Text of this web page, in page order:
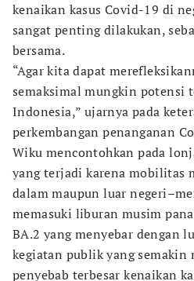
kenaikan kasus Covid-19 di
sangat penting dilakukan,
bersama.
“Agar kita dapat
semaksimal mungkin potensi
Indonesia,” ujarnya pada
perkembangan penanganan
Wiku mencontohkan pada
yang terjadi karena mobilitas
dalam maupun luar
memasuki liburan musim
BA.2 yang menyebar dengan
kegiatan publik yang semakin
penyebab terbesar kenaikan